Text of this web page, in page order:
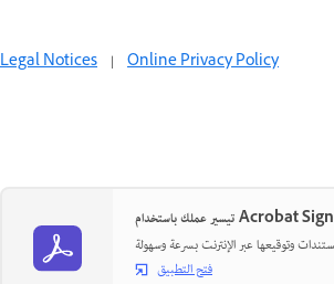
Legal Notices | Online Privacy Policy
تيسير عملك باستخدام Acrobat Sign
فتح التطبيق